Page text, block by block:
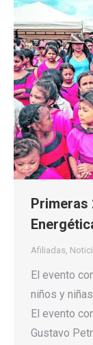
Primeras
Afiliadas,
El evento
niños y
El evento
Gustavo